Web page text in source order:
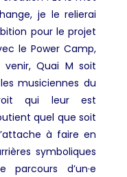
je le relierai
pour le projet
le Power Camp,
Quai M soit
musiciennes du
qui leur est
quel que soit
à faire en
symboliques
d’un·e